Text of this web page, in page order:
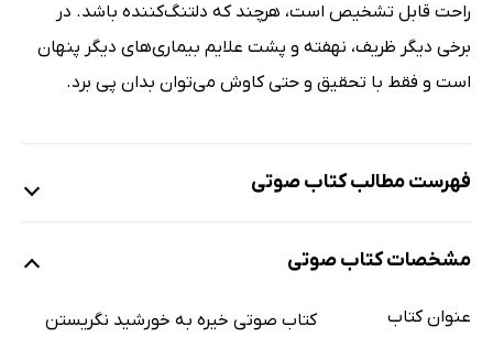
راحت قابل تشخیص است، هرچند که دلتنگ‌کننده باشد. در
برخی دیگر ظریف، نهفته و پشت علایم بیماری‌های دیگر پنهان
است و فقط با تحقیق و حتی کاوش می‌توان بدان پی برد.
فهرست مطالب کتاب صوتی
نمونه 1
مشخصات کتاب صوتی
عنوان کتاب
کتاب صوتی خیره به خورشید نگریستن